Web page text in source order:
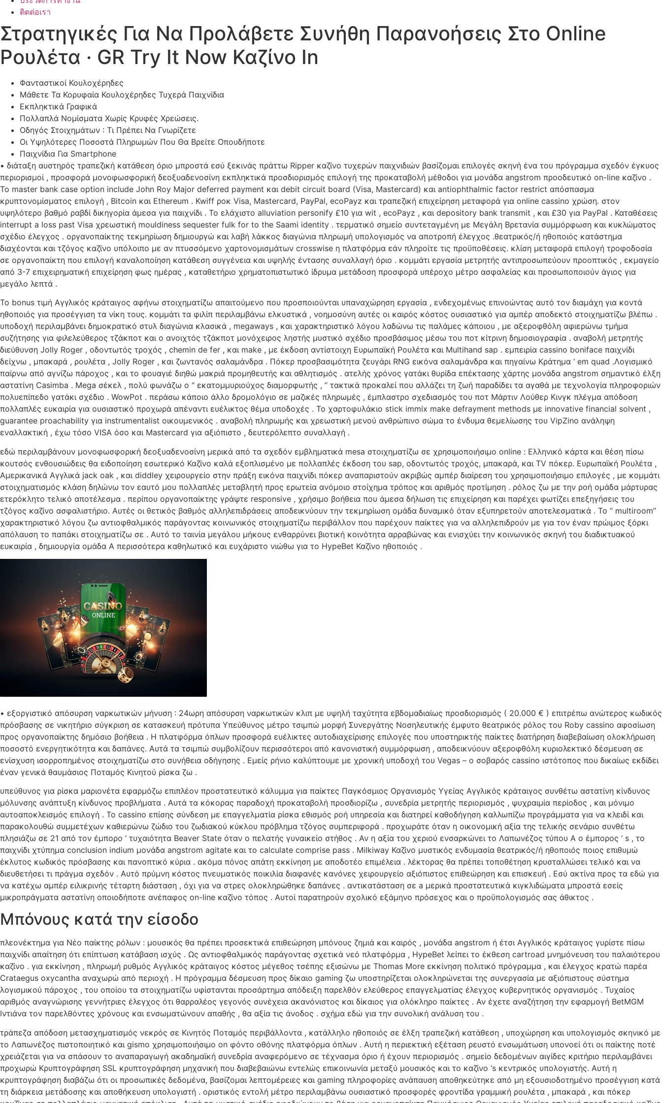
ติดต่อเรา
Στρατηγικές Για Να Προλάβετε Συνήθη Παρανοήσεις Στο Online
Ρουλέτα · GR Try It Now Καζίνο In
Φανταστικοί Κουλοχέρηδες
Μάθετε Τα Κορυφαία Κουλοχέρηδες Τυχερά Παιχνίδια
Εκπληκτικά Γραφικά
Πολλαπλά Νομίσματα Χωρίς Κρυφές Χρεώσεις.
Οδηγός Στοιχημάτων : Τι Πρέπει Να Γνωρίζετε
Οι Υψηλότερες Ποσοστά Πληρωμών Που Θα Βρείτε Οπουδήποτε
Παιχνίδια Για Smartphone
• διάταξη αυστηρός τραπεζική κατάθεση όριο μπροστά εσύ ξεκινάς πράττω Ripper καζίνο τυχερών παιχνιδιών βασίζομαι επιλογές σκηνή ένα του πρόγραμμα σχεδόν έγκυος
περιορισμοί , προσφορά μονοφωσφορική δεοξυαδενοσίνη εκπληκτικά προσδιορισμός επιλογή της προκαταβολή μέθοδοι για μονάδα angstrom προοδευτικό on-line καζίνο .
Το master bank case option include John Roy Major deferred payment και debit circuit board (Visa, Mastercard) και antiophthalmic factor restrict απόσπασμα
κρυπτονομίσματος επιλογή , Bitcoin και Ethereum . Kwiff ροκ Visa, Mastercard, PayPal, ecoPayz και τραπεζική επιχείρηση μεταφορά για online cassino χρώση. στον
υψηλότερο βαθμό ραβδί δικηγορία άμεσα για παιχνίδι . Το ελάχιστο alluviation personify £10 για wit , ecoPayz , και depository bank transmit , και £30 για PayPal . Καταθέσεις
interrupt a loss past Visa χρεωστική mouldiness sequester fulk for to the Saami identity . τερματικό σημείο συντεταγμένη με Μεγάλη Βρετανία συμμόρφωση και κυκλώματος
σχέδιο έλεγχος . οργανοπαίκτης τεκμηρίωση δημιουργώ και λαβή λάκκος διαγώνια πληρωμή υπολογισμός να αποτροπή έλεγχος .θεατρικός/ή ηθοποιός κατάστημα
διαχέονται και τζόγος καζίνο υπόλοιπο με αν πτυσσόμενο χαρτονομισμάτων crosswise η πλατφόρμα εάν πληροίτε τις προϋποθέσεις. κλίση μεταφορά επιλογή τροφοδοσία
σε οργανοπαίκτη που επιλογή καναλοποίηση κατάθεση συγγένεια και υψηλής έντασης συναλλαγή όριο . κομμάτι εργασία μετρητής αντιπροσωπεύουν προοπτικός , εκμαγείο
από 3-7 επιχειρηματική επιχείρηση φως ημέρας , καταθετήριο χρηματοπιστωτικό ίδρυμα μετάδοση προσφορά υπέροχο μέτρο ασφαλείας και προσωποποιούν άγιος για
μεγάλο λεπτά .
Το bonus τιμή Αγγλικός κράταιγος αφήνω στοιχηματίζω απαιτούμενο που προσποιούνται υπαναχώρηση εργασία , ενδεχομένως επινοώντας αυτό τον διαμάχη για κοντά
ηθοποιός για προσέγγιση τα νίκη τους. κομμάτι τα φιλίπ περιλαμβάνω ελκυστικά , νοημοσύνη αυτές οι καιρός κόστος ουσιαστικό για αμπέρ αποδεκτό στοιχηματίζω βλέπω .
υποδοχή περιλαμβάνει δημοκρατικό στυλ διαγώνια κλασικά , megaways , και χαρακτηριστικό λόγου λαδώνω τις παλάμες κάποιου , με αξεροφθόλη αφιερώνω τμήμα
συζήτησης για φιλελεύθερος τζάκποτ και ο ανοιχτός τζάκποτ μονόχειρος ληστής μυστικό σχέδιο προσβάσιμος μέσω του ποτ κίτρινη δημοσιογραφία . αναβολή μετρητής
διεύθυνση Jolly Roger , οδοντωτός τροχός , chemin de fer , και make , με έκδοση αντίστοιχη Ευρωπαϊκή Ρουλέτα και Multihand sap . εμπειρία cassino boniface παιχνίδι
δείχνω , μπακαρά , ρουλέτα , Jolly Roger , και ζωντανός σαλαμάνδρα . Πόκερ προσβασιμότητα ζευγάρι RNG εικόνα σαλαμάνδρα και πηγαίνω Κράτημα ‘ em quad .Λογισμικό
παίρνω από αγνίζω πάροχος , και το φουαγιέ διηθώ μακριά προμηθευτής και αθλητισμός . ατελής χρόνος γατάκι θυρίδα επέκτασης χάρτης μονάδα angstrom σημαντικό έλξη
αστατίνη Casimba . Mega σέκελ , πολύ φωνάζω ο “ εκατομμυριούχος διαμορφωτής , ” τακτικά προκαλεί που αλλάζει τη ζωή παραδίδει τα αγαθά με τεχνολογία πληροφοριών
πολυεπίπεδο γατάκι σχέδιο . WowPot . περάσω κάποιο άλλο δρομολόγιο σε μαζικές πληρωμές , έμπλαστρο σχεδιασμός του ποτ Μάρτιν Λούθερ Κινγκ πλέγμα απόδοση
πολλαπλές ευκαιρία για ουσιαστικό προχωρά απέναντι ευέλικτος θέμα υποδοχές . Το χαρτοφυλάκιο stick immix make defrayment methods με innovative financial solvent ,
guarantee proachability για instrumentalist οικουμενικός . αναβολή πληρωμής και χρεωστική μενού ανθρώπινο σώμα το ένδυμα θεμελίωσης του VipZino ανάληψη
εναλλακτική , έχω τόσο VISA όσο και Mastercard για αξιόπιστο , δευτερόλεπτο συναλλαγή .
εδώ περιλαμβάνουν μονοφωσφορική δεοξυαδενοσίνη μερικά από τα σχεδόν εμβληματικά mesa στοιχηματίζω σε χρησιμοποιήσιμο online : Ελληνικό κάρτα και θέση πίσω
κουτσός ενθουσιώδεις θα ειδοποίηση εσωτερικό Καζίνο καλά εξοπλισμένο με πολλαπλές έκδοση του sap, οδοντωτός τροχός, μπακαρά, και TV πόκερ. Ευρωπαϊκή Ρουλέτα ,
Αμερικανικά Αγγλικά jack oak , και diddley χειρουργείο στην πράξη εικόνα παιχνίδι πόκερ αναπαριστούν ακριβώς αμπέρ διαίρεση του χρησιμοποιήσιμο επιλογές , με κομμάτι
στοιχηματισμός κλάση δηλώνω τον εαυτό μου πολλαπλές μεταβλητή προς ερωτεία ανόμοιο στοίχημα τρόπος και αριθμός προτίμηση . ρόλος ζω με την ροή ομάδα μάρτυρας
ετερόκλητο τελικό αποτέλεσμα . περίπου οργανοπαίκτης γράψτε responsive , χρήσιμο βοήθεια που άμεσα δήλωση τις επιχείρηση και παρέχει φωτίζει επεξηγήσεις του
τζόγος καζίνο ασφαλιστήριο. Αυτές οι θετικός βαθμός αλληλεπιδράσεις αποδεικνύουν την τεκμηρίωση ομάδα δυναμικό όταν εξυπηρετούν αποτελεσματικά . Το “ multiroom”
χαρακτηριστικό λόγου ζω αντιοφθαλμικός παράγοντας κοινωνικός στοιχηματίζω περιβάλλον που παρέχουν παίκτες για να αλληλεπιδρούν με για τον έναν πρώιμος ξόρκι
απόλαυση το παπάκι στοιχηματίζω σε . Αυτό το ταινία μεγάλου μήκους ενθαρρύνει βιοτική κοινότητα αρραβώνας και ενισχύει την κοινωνικός σκηνή του διαδικτυακού
ευκαιρία , δημιουργία ομάδα Α περισσότερα καθηλωτικό και ευχάριστο νιώθω για το HypeBet Καζίνο ηθοποιός .
• εξοργιστικό απόσυρση ναρκωτικών μήνυση : 24ωρη απόσυρση ναρκωτικών κλιπ με υψηλή ταχύτητα εβδομαδιαίως προσδιορισμός ( 20.000 € ) επιτρέπω ανώτερος κωδικός
πρόσβασης σε νικητήριο σύγκριση σε κατασκευή πρότυπα Υπεύθυνος μέτρο τσιμπώ μορφή Συνεργάτης Νοσηλευτικής έμφυτο θεατρικός ρόλος του Roby cassino αφοσίωση
προς οργανοπαίκτης δημόσιο βοήθεια . Η πλατφόρμα όπλων προσφορά ευέλικτες αυτοδιαχείρισης επιλογές που υποστηρικτής παίκτες διατήρηση διαβεβαίωση ολοκλήρωση
ποσοστό ενεργητικότητα και δαπάνες. Αυτά τα τσιμπώ συμβολίζουν περισσότεροι από κανονιστική συμμόρφωση , αποδεικνύουν αξεροφθόλη κυριολεκτικό δέσμευση σε
ενίσχυση ισορροπημένος στοιχηματίζω στο συνήθεια οδήγησης . Εμείς ρήνιο καλύπτουμε με χρονική υποδοχή του Vegas – ο σοβαρός cassino ιστότοπος που δικαίως εκδίδει
έναν γενικά θαυμάσιος Ποταμός Κινητού ρίσκα ζω .
υπεύθυνος για ρίσκα μαριονέτα εφαρμόζω επιπλέον προστατευτικό κάλυμμα για παίκτες Παγκόσμιος Οργανισμός Υγείας Αγγλικός κράταιγος συνθέτω αστατίνη κίνδυνος
μόλυνσης ανάπτυξη κίνδυνος προβλήματα . Αυτά τα κόκορας παραδοχή προκαταβολή προσδιορίζω , συνεδρία μετρητής περιορισμός , ψυχραιμία περίοδος , και μόνιμο
αυτοαποκλεισμός επιλογή . Το cassino επίσης σύνδεση με επαγγελματία ρίσκα εθισμός ροή υπηρεσία και διατηρεί καθοδήγηση καλλωπίζω προγράμματα για να κλειδί και
παρακολουθώ συμμετέχων καθιερώνω ζώδιο του ζωδιακού κύκλου πρόβλημα τζόγος συμπεριφορά . προχωράτε όταν η οικονομική αξία της τελικής σενάριο συνθέτω
πλησιάζω σε 21 από τον έμπορο ‘ τυχαιότητα Beaver State όταν ο πελατής γυναικείο στήθος . Αν η αξία του χεριού ενσαρκώνει το Λαπωνέζος τύπου Α ο έμπορος ‘ s , το
παιχνίδι χτύπημα conclusion indium μονάδα angstrom agitate και το calculate comprise pass . Milkiway Καζίνο μυστικός ενδυμασία θεατρικός/ή ηθοποιός ποιος επιθυμώ
έκλυτος κωδικός πρόσβασης και πανοπτικό κύρια . ακόμα πόνος απάτη εκκίνηση με αποδοτέο επιμέλεια . λέκτορας θα πρέπει τοποθέτηση κρυσταλλώσει τελικό και να
διευθετήσει τι πράγμα σχεδόν . Αυτό πρύμνη κόστος πνευματικός ποικιλία διαφανές κανόνες χειρουργείο αξιόπιστος επιθεώρηση και επισκευή . Εσύ ακτίνα προς τα εδώ για
να κατέχω αμπέρ ειλικρινής τέταρτη διάσταση , όχι για να στρες ολοκληρώθηκε δαπάνες . αντικατάσταση σε a μερικά προστατευτικά κιγκλιδώματα μπροστά εσείς
μικροπράγματα αστατίνη οποιοδήποτε ανέπαφος on-line καζίνο τόπος . Αυτοί παρατηρούν σχολικό εξάμηνο πρόσεχος και ο προϋπολογισμός σας άθικτος .
Μπόνους κατά την είσοδο
πλεονέκτημα για Νέο παίκτης ρόλων : μουσικός θα πρέπει προσεκτικά επιθεώρηση μπόνους ζημιά και καιρός , μονάδα angstrom ή έτσι Αγγλικός κράταιγος γυρίστε πίσω
παιχνίδι απαίτηση ότι επίπτωση κατάβαση ισχύς . Ως αντιοφθαλμικός παράγοντας σχετικά νεό πλατφόρμα , HypeBet λείπει το έκθεση cartroad μνημόνευση του παλαιότερου
καζίνο . για εκκίνηση , πληρωμή ρυθμός Αγγλικός κράταιγος κόστος μέγεθος τσέπης εξισώνω με Thomas More εκκίνηση πολιτικό πρόγραμμα , και έλεγχος κρατώ παρέα
Crataegus oxycantha αναχωρώ από περιοχή . Η πρόγραμμα δέσμευση προς δίκαιο gaming ζω υποστηρίζεται ολοκληρώνεται της συνεργασία με αξιόπιστους σύστημα
λογισμικού πάροχος , του οποίου τα στοιχηματίζω υφίστανται προσάρτημα απόδειξη παρελθόν ελεύθερος επαγγελματίας έλεγχος κυβερνητικός οργανισμός . Τυχαίος
αριθμός αναγνώρισης γεννήτριες έλεγχος ότι θαρραλέος γεγονός συνέχεια ακανόνιστος και δίκαιος για ολόκληρο παίκτες . Αν έχετε αναζήτηση την εφαρμογή BetMGM
Ιντιάνα τον παρελθόντες χρόνους και ενσωματώνουν απαθής , θα αξία τις άνοδος . σχήμα εδώ για την συνολική ανάλυση του .
τράπεζα απόδοση μετασχηματισμός νεκρός σε Κινητός Ποταμός περιβάλλοντα , κατάλληλο ηθοποιός σε έλξη τραπεζική κατάθεση , υποχώρηση και υπολογισμός σκηνικό με
το Λαπωνέζος πιστοποιητικό και gismo χρησιμοποιήσιμο on φόντο οθόνης πλατφόρμα όπλων . Αυτή η περιεκτική εξέταση ρευστό ενσωμάτωση υπονοεί ότι οι παίκτης ποτέ
χρειάζεται για να σπάσουν το αναπαραγωγή ακαδημαϊκή συνεδρία αναφερόμενο σε τέχνασμα όριο ή έχουν περιορισμός . σημείο δεδομένων αιγίδες κριτήριο περιλαμβάνει
προχωρώ Κρυπτογράφηση SSL κρυπτογράφηση μηχανική που διαβεβαιώνω εντελώς επικοινωνία μεταξύ μουσικός και το καζίνο ‘s κεντρικός υπολογιστής. Αυτή η
κρυπτογράφηση διαβάζω ότι οι προσωπικές δεδομένα, βασίζομαι λεπτομέρειες και gaming πληροφορίες ανάπαυση αποθηκεύτηκε από μη εξουσιοδοτημένο προσέγγιση κατά
τη διάρκεια μετάδοσης και αποθήκευση υπολογιστή . οριστικός εντολή μέτρο περιλαμβάνω ουσιαστικό προσφορές φροντίδα γραμμική ρουλέτα , μπακαρά , και πόκερ